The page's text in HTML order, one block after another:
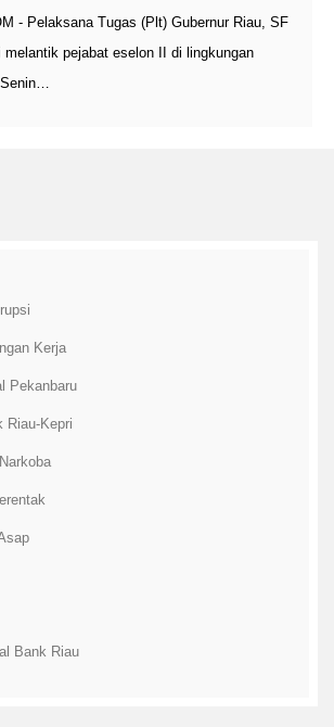
- Pelaksana Tugas (Plt) Gubernur Riau, SF
melantik pejabat eselon II di lingkungan
Senin…
Kerja
Pekanbaru
Riau-Kepri
Bank Riau